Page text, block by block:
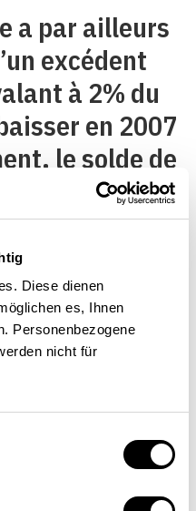
Diese dienen
es, Ihnen
Personenbezogene
nicht für
a par ailleurs
excédent
à 2% du
en 2007
le solde de
des
c’est-à-
des
dépasser
PIB sur la
les
à la
en Suède.